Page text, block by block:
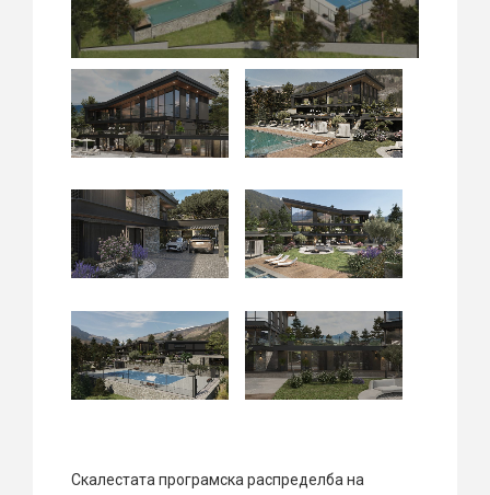
Скалестата програмска распределба на